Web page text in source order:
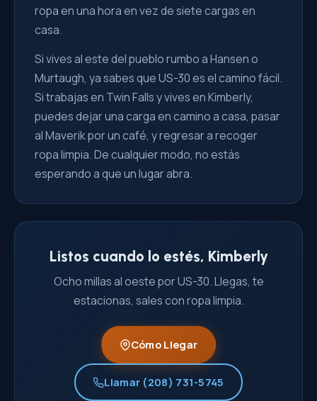
ropa en una hora en vez de siete cargas en
casa.
Si vives al este del pueblo rumbo a Hansen o
Murtaugh, ya sabes que US-30 es el camino fácil.
Si trabajas en Twin Falls y vives en Kimberly,
puedes dejar una carga en camino a casa, pasar
al Maverik por un café, y regresar a recoger
ropa limpia. De cualquier modo, no estás
esperando a que un lugar abra.
Listos cuando lo estés, Kimberly
Ocho millas al oeste por US-30. Llegas, te
estacionas, sales con ropa limpia.
Cómo Llegar
Llamar (208) 731-5745